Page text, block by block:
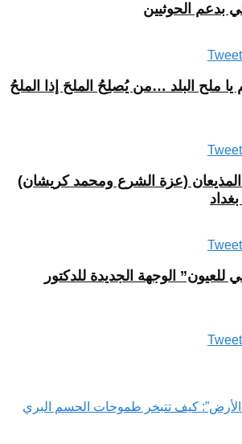
بدعم الحوثيين
Tweet
يا ملح البلد …من يُصلِحُ الملحَ إذا الملحُ
Tweet
المذيعان (عزة الشرع ومحمد كريشان)
Tweet
للعيون” الوجهة الجديدة للدكتور
Tweet